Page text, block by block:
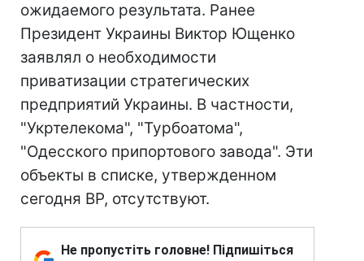
ожидаемого результата. Ранее
Президент Украины Виктор Ющенко
заявлял о необходимости
приватизации стратегических
предприятий Украины. В частности,
"Укртелекома", "Турбоатома",
"Одесского припортового завода". Эти
объекты в списке, утвержденном
сегодня ВР, отсутствуют.
Не пропустіть головне! Підпишіться